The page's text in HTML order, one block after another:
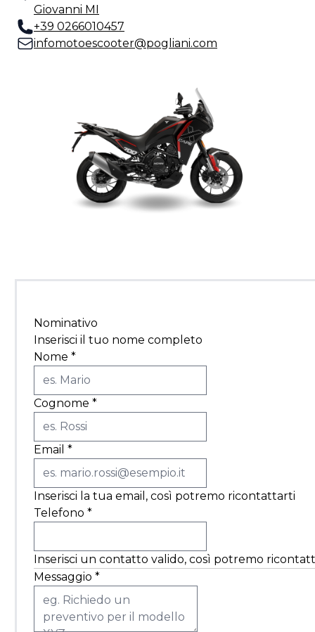
Giovanni MI
+39 0266010457
infomotoescooter@pogliani.com
Nominativo
Inserisci il tuo nome completo
Nome *
Cognome *
Email *
Inserisci la tua email, così potremo ricontattarti
Telefono *
Inserisci un contatto valido, così potremo
Messaggio *